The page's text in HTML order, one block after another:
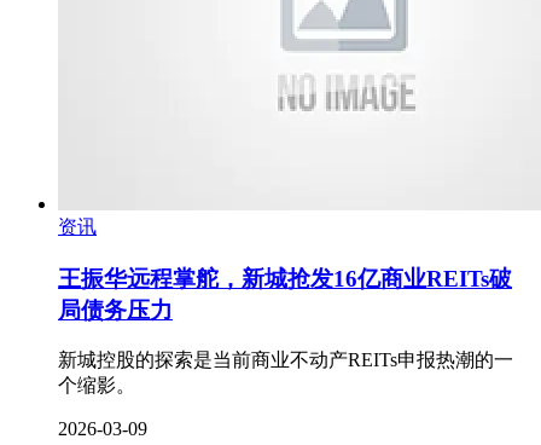
资讯
王振华远程掌舵，新城抢发16亿商业REITs破
局债务压力
新城控股的探索是当前商业不动产REITs申报热潮的一
个缩影。
2026-03-09